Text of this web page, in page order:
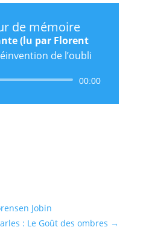
de mémoire
(lu par Florent
de l’oubli
Lecteur
00:00
Jobin
: Le Goût des ombres →